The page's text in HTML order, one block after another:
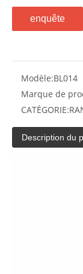
enquête
Modèle:BL014
Marque de
CATÉGORIE:
Description du